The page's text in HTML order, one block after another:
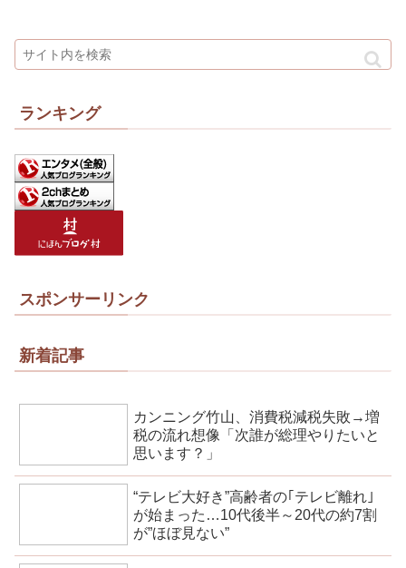
ランキング
スポンサーリンク
新着記事
カンニング竹山、消費税減税失敗→増
税の流れ想像「次誰が総理やりたいと
思います？」
“テレビ大好き”高齢者の｢テレビ離れ｣
が始まった…10代後半～20代の約7割
が”ほぼ見ない”